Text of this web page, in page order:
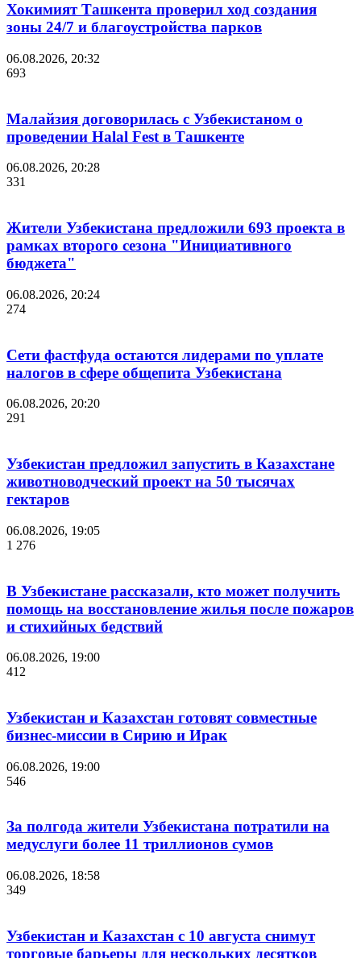
Хокимият Ташкента проверил ход создания
зоны 24/7 и благоустройства парков
06.08.2026, 20:32
693
Малайзия договорилась с Узбекистаном о
проведении Halal Fest в Ташкенте
06.08.2026, 20:28
331
Жители Узбекистана предложили 693 проекта в
рамках второго сезона "Инициативного
бюджета"
06.08.2026, 20:24
274
Сети фастфуда остаются лидерами по уплате
налогов в сфере общепита Узбекистана
06.08.2026, 20:20
291
Узбекистан предложил запустить в Казахстане
животноводческий проект на 50 тысячах
гектаров
06.08.2026, 19:05
1 276
В Узбекистане рассказали, кто может получить
помощь на восстановление жилья после пожаров
и стихийных бедствий
06.08.2026, 19:00
412
Узбекистан и Казахстан готовят совместные
бизнес-миссии в Сирию и Ирак
06.08.2026, 19:00
546
За полгода жители Узбекистана потратили на
медуслуги более 11 триллионов сумов
06.08.2026, 18:58
349
Узбекистан и Казахстан с 10 августа снимут
торговые барьеры для нескольких десятков